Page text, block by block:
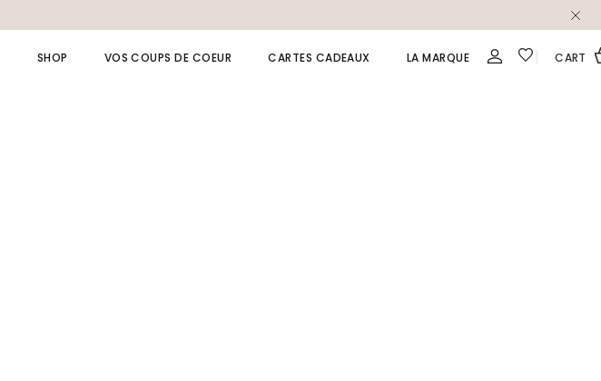
SHOP VOS COUPS DE COEUR CARTES CADEAUX LA MARQUE CART